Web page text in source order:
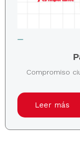
Compromiso
Leer más